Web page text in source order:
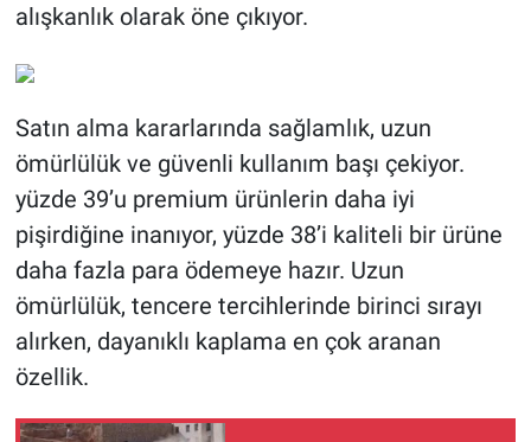
alışkanlık olarak öne çıkıyor.
Satın alma kararlarında sağlamlık, uzun
ömürlülük ve güvenli kullanım başı çekiyor.
yüzde 39’u premium ürünlerin daha iyi
pişirdiğine inanıyor, yüzde 38’i kaliteli bir ürüne
daha fazla para ödemeye hazır. Uzun
ömürlülük, tencere tercihlerinde birinci sırayı
alırken, dayanıklı kaplama en çok aranan
özellik.